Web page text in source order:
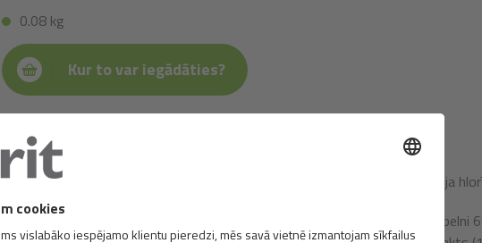
0.08 kg
Kur to var iegādāties?
Sastāvs:
vistas gaļa (59%), lasis (26%), augu izcelsmes glicerīns, lignoceluloze, nātrija
Analītiskās sastāvdaļas:
kopproteīns 31%, tauki 28%, mitrums 18%, koppelni